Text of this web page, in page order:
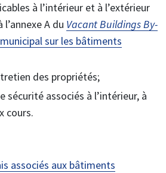
à l’intérieur et à l’extérieur
A du Vacant Buildings By-
sur les bâtiments
des propriétés;
sécurité associés à l’intérieur, à
cours.
associés aux bâtiments